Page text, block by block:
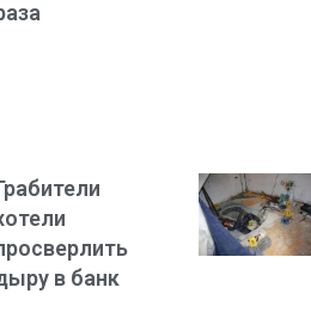
в банк